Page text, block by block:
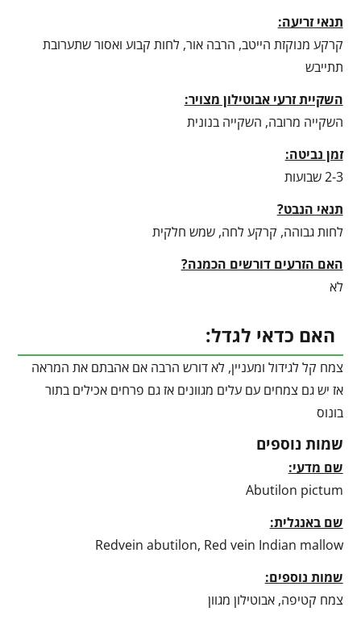
תנאי זריעה:
קרקע מנוקזת הייטב, הרבה אור, לחות קבוע ואסור שתערובת
תתייבש
השקיית זרעי אבוטילון מצויר:
השקייה מרובה, השקייה בנונית
זמן נביטה:
2-3 שבועות
תנאי הנבט?
לחות גבוהה, קרקע לחה, שמש חלקית
האם הזרעים דורשים הכמנה?
לא
האם כדאי לגדל:
צמח קל לגידול ומעניין, לא דורש הרבה אם אהבתם את המראה
אז יש גם צמחים עם עלים מגוונים אז גם פרחים אכילים בתור
בונוס
שמות נוספים
שם מדעי:
Abutilon pictum
שם באנגלית:
Redvein abutilon, Red vein Indian mallow
שמות נוספים:
צמח קטיפה, אבוטילון מגוון